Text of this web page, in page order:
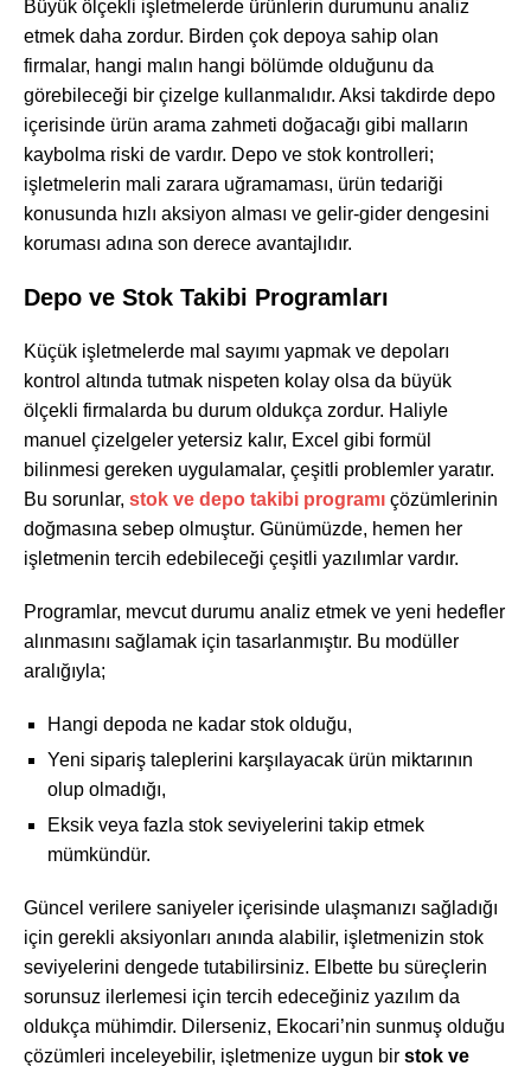
Büyük ölçekli işletmelerde ürünlerin durumunu analiz
etmek daha zordur. Birden çok depoya sahip olan
firmalar, hangi malın hangi bölümde olduğunu da
görebileceği bir çizelge kullanmalıdır. Aksi takdirde depo
içerisinde ürün arama zahmeti doğacağı gibi malların
kaybolma riski de vardır. Depo ve stok kontrolleri;
işletmelerin mali zarara uğramaması, ürün tedariği
konusunda hızlı aksiyon alması ve gelir-gider dengesini
koruması adına son derece avantajlıdır.
Depo ve Stok Takibi Programları
Küçük işletmelerde mal sayımı yapmak ve depoları
kontrol altında tutmak nispeten kolay olsa da büyük
ölçekli firmalarda bu durum oldukça zordur. Haliyle
manuel çizelgeler yetersiz kalır, Excel gibi formül
bilinmesi gereken uygulamalar, çeşitli problemler yaratır.
Bu sorunlar, stok ve depo takibi programı çözümlerinin
doğmasına sebep olmuştur. Günümüzde, hemen her
işletmenin tercih edebileceği çeşitli yazılımlar vardır.
Programlar, mevcut durumu analiz etmek ve yeni hedefler
alınmasını sağlamak için tasarlanmıştır. Bu modüller
aralığıyla;
Hangi depoda ne kadar stok olduğu,
Yeni sipariş taleplerini karşılayacak ürün miktarının
olup olmadığı,
Eksik veya fazla stok seviyelerini takip etmek
mümkündür.
Güncel verilere saniyeler içerisinde ulaşmanızı sağladığı
için gerekli aksiyonları anında alabilir, işletmenizin stok
seviyelerini dengede tutabilirsiniz. Elbette bu süreçlerin
sorunsuz ilerlemesi için tercih edeceğiniz yazılım da
oldukça mühimdir. Dilerseniz, Ekocari’nin sunmuş olduğu
çözümleri inceleyebilir, işletmenize uygun bir stok ve